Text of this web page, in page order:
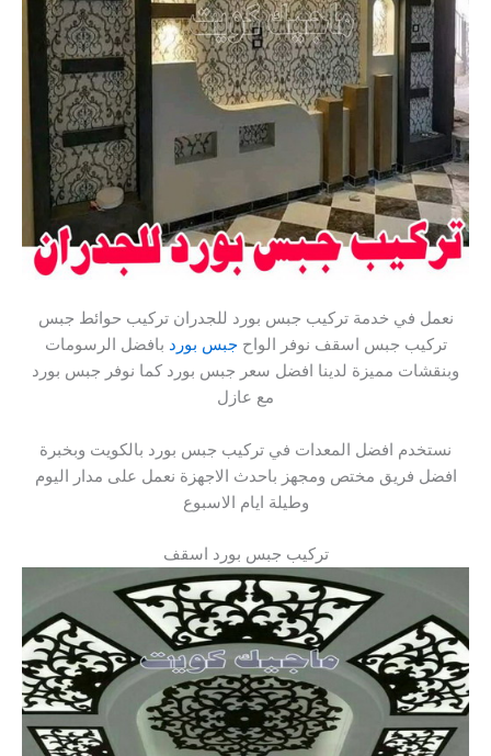
نعمل في خدمة تركيب جبس بورد للجدران تركيب حوائط جبس
تركيب جبس اسقف نوفر الواحجبس بورد بافضل الرسومات
وبنقشات مميزة لدينا افضل سعر جبس بورد كما نوفر جبس بورد
مع عازل
نستخدم افضل المعدات في تركيب جبس بورد بالكويت وبخبرة
افضل فريق مختص ومجهز باحدث الاجهزة نعمل على مدار اليوم
وطيلة ايام الاسبوع
تركيب جبس بورد اسقف